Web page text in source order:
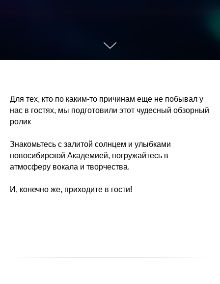
Для тех, кто по каким-то причинам еще не побывал у
нас в гостях, мы подготовили этот чудесный обзорный
ролик
Знакомьтесь с залитой солнцем и улыбками
новосибирской Академией, погружайтесь в
атмосферу вокала и творчества.
И, конечно же, приходите в гости!